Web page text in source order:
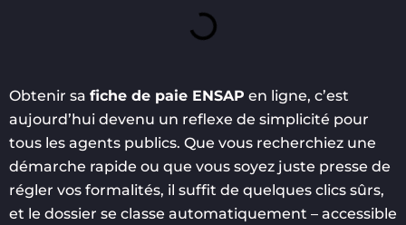
Obtenir sa fiche de paie ENSAP en ligne, c’est
aujourd’hui devenu un reflexe de simplicité pour
tous les agents publics. Que vous recherchiez une
démarche rapide ou que vous soyez juste presse de
régler vos formalités, il suffit de quelques clics sûrs,
et le dossier se classe automatiquement – accessible